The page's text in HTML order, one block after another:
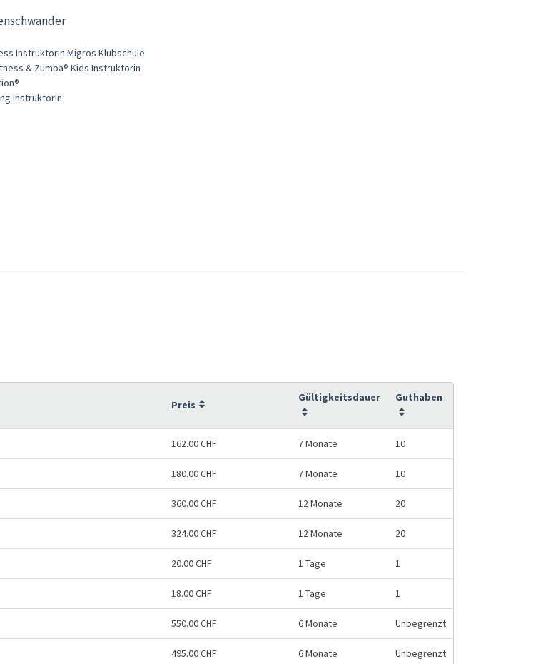
Instruktorin Migros Klubschule
& Zumba® Kids Instruktorin
Instruktorin
Preis
Gültigkeitsdauer Guthaben
162.00 CHF 7 Monate 10
180.00 CHF 7 Monate 10
360.00 CHF 12 Monate 20
324.00 CHF 12 Monate 20
20.00 CHF 1 Tage 1
18.00 CHF 1 Tage 1
550.00 CHF 6 Monate Unbegrenzt
495.00 CHF 6 Monate Unbegrenzt